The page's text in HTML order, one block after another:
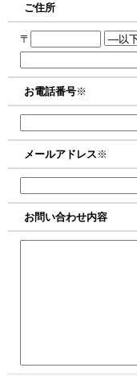
ご住所
〒
お電話番号※
メールアドレス ※
お問い合わせ内容